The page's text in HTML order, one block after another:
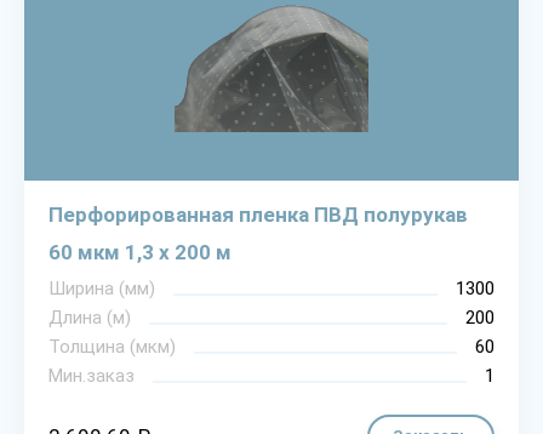
Перфорированная пленка ПВД полурукав
60 мкм 1,3 х 200 м
Ширина (мм)
1300
Длина (м)
200
Толщина (мкм)
60
Мин.заказ
1